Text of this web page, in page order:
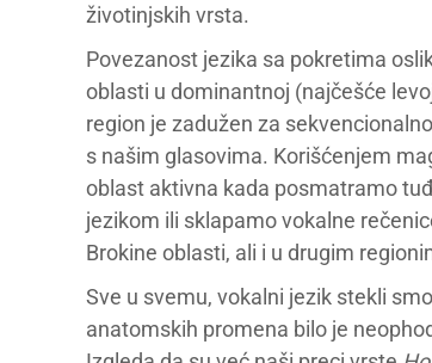
životinjskih vrsta.
Povezanost jezika sa pokretima
oblasti u dominantnoj (najčešće
region je zadužen za
s našim glasovima. Korišćenjem
oblast aktivna kada posmatramo
jezikom ili sklapamo vokalne
Brokine oblasti, ali i u drugim
Sve u svemu, vokalni jezik stekli
anatomskih promena bilo je